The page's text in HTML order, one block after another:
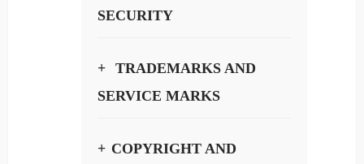
SECURITY
TRADEMARKS AND
SERVICE MARKS
COPYRIGHT AND